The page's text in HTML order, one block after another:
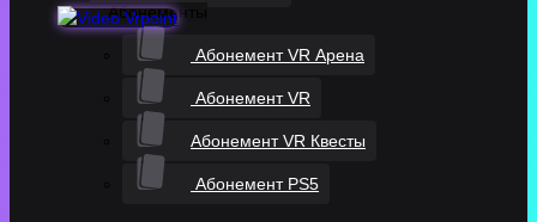
Абонементы
Абонемент VR Арена
Абонемент VR
Абонемент VR Квесты
Абонемент PS5